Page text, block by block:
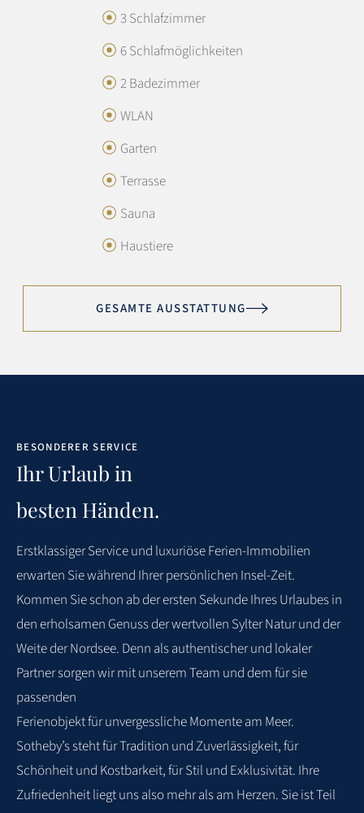
3 Schlafzimmer
6 Schlafmöglichkeiten
2 Badezimmer
WLAN
Garten
Terrasse
Sauna
Haustiere
GESAMTE AUSSTATTUNG
GESAMTBEWERTUNG
4.3
Sotheby’s Service:4.9
Exzellent
5
WEITERE BEWERTUNGEN
BESONDERER SERVICE
Ihr Urlaub in
besten Händen.
ErstklassigerServiceund luxuriöseFerien-Immobilien
erwarten Siewährend Ihrerpersönlichen Insel-Zeit.
Kommen Sie schon ab der ersten Sekunde Ihres Urlaubes in
den erholsamen Genuss der wertvollen Sylter Natur und der
Weite der Nordsee. Denn alsauthentischer und lokaler
Partner sorgen wir mit unserem Team und dem für sie
passenden
Ferienobjekt für unvergessliche Momente am Meer.
Sotheby’s steht für Tradition und Zuverlässigkeit, für
Schönheit und Kostbarkeit, für Stil und Exklusivität. Ihre
Zufriedenheitliegt uns also mehr als am Herzen. Sie ist Teil